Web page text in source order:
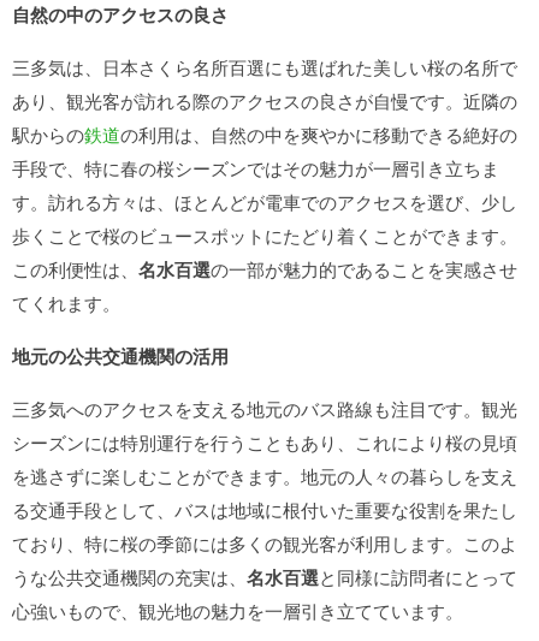
自然の中のアクセスの良さ
三多気は、日本さくら名所百選にも選ばれた美しい桜の名所で
あり、観光客が訪れる際のアクセスの良さが自慢です。近隣の
駅からの鉄道の利用は、自然の中を爽やかに移動できる絶好の
手段で、特に春の桜シーズンではその魅力が一層引き立ちま
す。訪れる方々は、ほとんどが電車でのアクセスを選び、少し
歩くことで桜のビュースポットにたどり着くことができます。
この利便性は、 名水百選の一部が魅力的であることを実感させ
てくれます。
地元の公共交通機関の活用
三多気へのアクセスを支える地元のバス路線も注目です。観光
シーズンには特別運行を行うこともあり、これにより桜の見頃
を逃さずに楽しむことができます。地元の人々の暮らしを支え
る交通手段として、バスは地域に根付いた重要な役割を果たし
ており、特に桜の季節には多くの観光客が利用します。このよ
うな公共交通機関の充実は、 名水百選と同様に訪問者にとって
心強いもので、観光地の魅力を一層引き立てています。